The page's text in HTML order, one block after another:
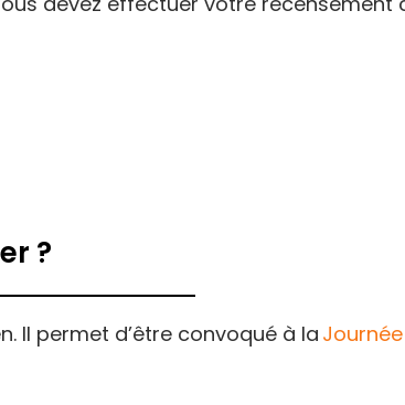
devez effectuer votre recensement
?
Il permet d’être convoqué à la